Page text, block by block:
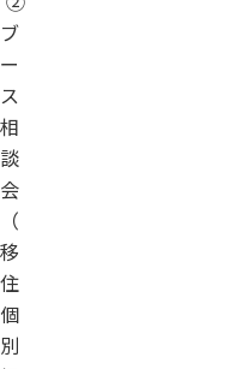
ブ
ー
ス
相
談
会
（
移
住
個
別